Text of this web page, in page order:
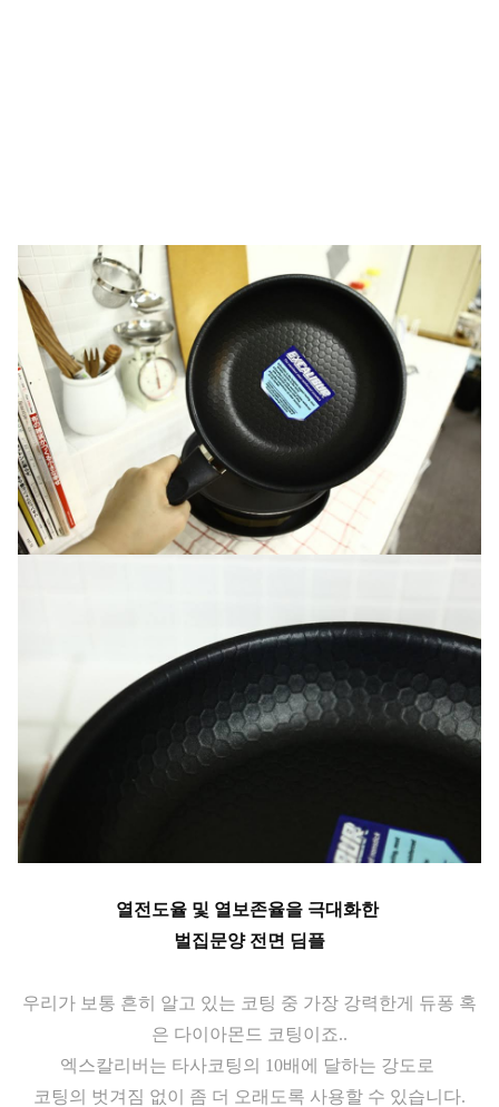
열전도율 및 열보존율을 극대화한
벌집문양 전면 딤플
우리가 보통 흔히 알고 있는 코팅 중 가장 강력한게 듀퐁 혹
은 다이아몬드 코팅이죠..
엑스칼리버는 타사코팅의 10배에 달하는 강도로
코팅의 벗겨짐 없이 좀 더 오래도록 사용할 수 있습니다.